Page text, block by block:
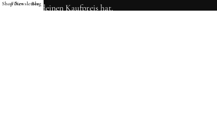
Einfluss auf deinen Kaufpreis hat.
ShopFilter
Newsletter
Blog